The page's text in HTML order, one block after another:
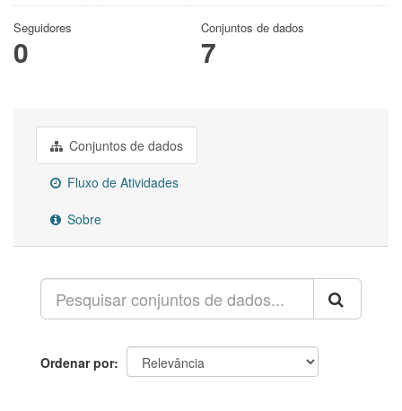
Seguidores
0
Conjuntos de dados
7
Conjuntos de dados
Fluxo de Atividades
Sobre
Ordenar por